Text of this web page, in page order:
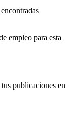
empleo para esta
publicaciones en